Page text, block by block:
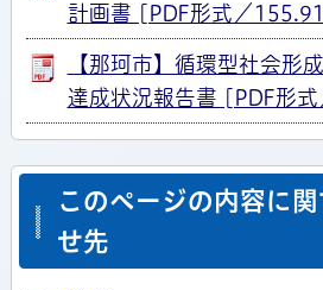
計画書 [PDF形式／
【那珂市】循環型社会形
達成状況報告書 [PDF形
このページの内容に
せ先